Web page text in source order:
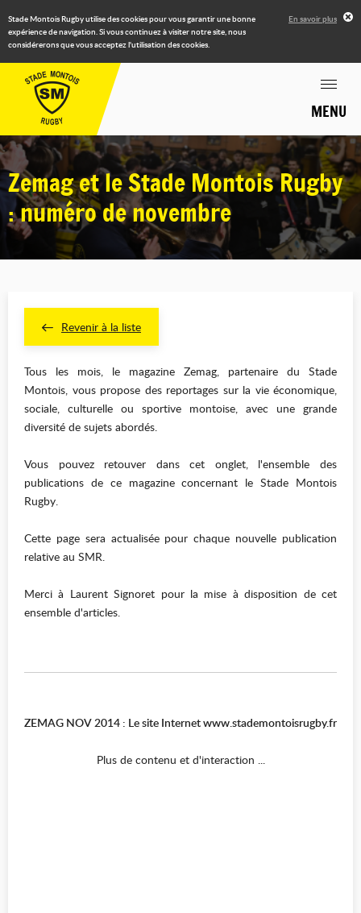
Stade Montois Rugby utilise des cookies pour vous garantir une bonne
expérience de navigation. Si vous continuez à visiter notre site, nous
considérerons que vous acceptez l'utilisation des cookies.
En savoir plus
MENU
Zemag et le Stade Montois Rugby
: numéro de novembre
Revenir à la liste
Tous les mois, le magazine Zemag, partenaire du Stade
Montois, vous propose des reportages sur la vie économique,
sociale, culturelle ou sportive montoise, avec une grande
diversité de sujets abordés.
Vous pouvez retouver dans cet onglet, l'ensemble des
publications de ce magazine concernant le Stade Montois
Rugby.
Cette page sera actualisée pour chaque nouvelle publication
relative au SMR.
Merci à Laurent Signoret pour la mise à disposition de cet
ensemble d'articles.
ZEMAG NOV 2014 : Le site Internet www.stademontoisrugby.fr
Plus de contenu et d'interaction ...